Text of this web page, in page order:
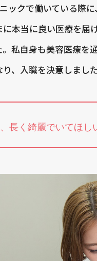
ックで働いている際に
本当に良い医療を届
私自身も美容医療を
、入職を決意しました
長く綺麗でいてほ